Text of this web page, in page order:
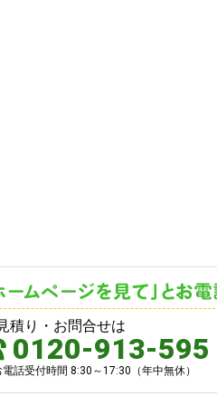
積り・お問合せは
0120-913-595
電話受付時間 8:30～17:30（年中無休）